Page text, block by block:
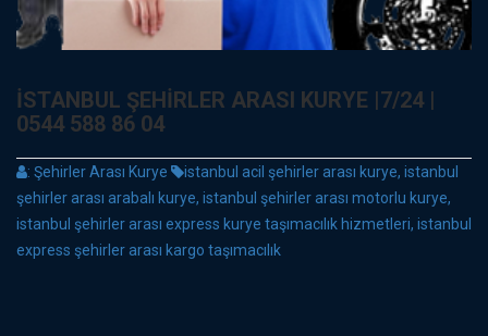
İSTANBUL ŞEHIRLER ARASI KURYE |7/24 |
0544 588 86 04
: Şehirler Arası Kurye
istanbul acil şehirler arası kurye, istanbul
şehirler arası arabalı kurye, istanbul şehirler arası motorlu kurye,
istanbul şehirler arası express kurye taşımacılık hizmetleri, istanbul
express şehirler arası kargo taşımacılık